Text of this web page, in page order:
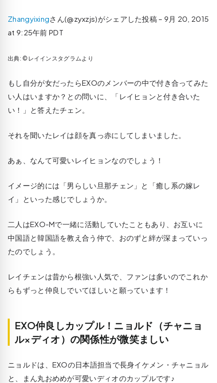
Zhangyixingさん(@zyxzjs)がシェアした投稿 – 9月 20, 2015
at 9:25午前 PDT
出典: ©レイインスタグラムより
もし自分が女だったらEXOのメンバーの中で付き合ってみた
い人はいますか？との問いに、「レイヒョンと付き合いた
い！」と答えたチェン。
それを聞いたレイは顔を真っ赤にしてしまいました。
あぁ、なんて可愛いレイヒョンなのでしょう！
イメージ的には「男らしい旦那チェン」と「癒し系の嫁レ
イ」といった感じでしょうか。
二人はEXO-Mで一緒に活動していたこともあり、お互いに
中国語と韓国語を教え合う仲で、おのずと絆が深まっていっ
たのでしょう。
レイチェンは昔から根強い人気で、ファンは多いのでこれか
らもずっと仲良しでいてほしいと願っています！
EXO仲良しカップル！ニョルド（チャニョ
ル×ディオ）の関係性が微笑ましい
ニョルドは、EXOの日本語担当で長身イケメン・チャニョル
と、まん丸おめめが可愛いディオのカップルです♪